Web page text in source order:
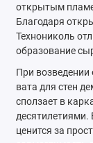
открытым
Благодаря
Технониколь
образование
При
вата для стен
сползает в
десятилетиями.
ценится за